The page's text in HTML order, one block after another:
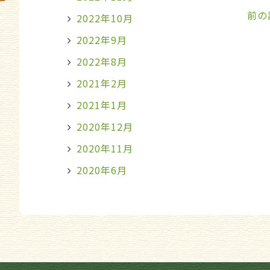
前
2022年10月
2022年9月
2022年8月
2021年2月
2021年1月
2020年12月
2020年11月
2020年6月